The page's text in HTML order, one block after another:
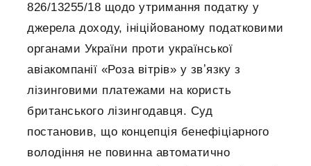
826/13255/18 щодо утримання податку у
джерела доходу, ініційованому податковими
органами України проти української
авіакомпанії «Роза вітрів» у звʼязку з
лізинговими платежами на користь
британського лізингодавця. Суд
постановив, що концепція бенефіціарного
володіння не повинна автоматично